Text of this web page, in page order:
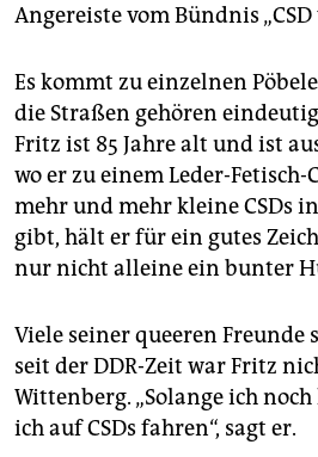
Angereiste vom Bündnis
Es kommt zu einzelnen
die Straßen gehören
Fritz ist 85 Jahre alt und ist
wo er zu einem Leder-Fetisch-
mehr und mehr kleine CSDs
gibt, hält er für ein gutes
nur nicht alleine ein bunter
Viele seiner queeren Freunde
seit der DDR-Zeit war Fritz
Wittenberg. „Solange ich
ich auf CSDs fahren“, sagt er.